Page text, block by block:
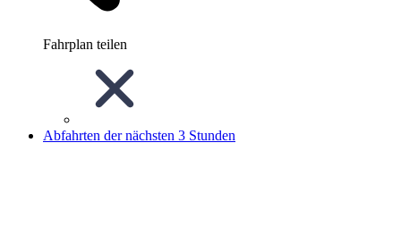
Fahrplan teilen
Abfahrten der nächsten 3 Stunden